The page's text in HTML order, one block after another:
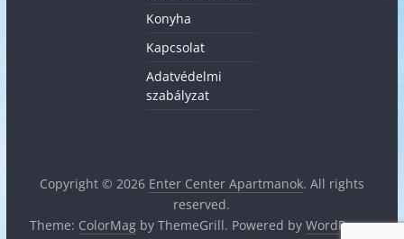
Konyha
Kapcsolat
Adatvédelmi
szabályzat
Copyright © 2026 Enter Center Apartmanok. All rights
reserved.
Theme: ColorMagby ThemeGrill. Powered by WordPress.